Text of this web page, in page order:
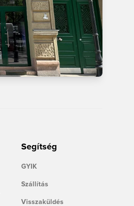
Segítség
GYIK
Szállítás
Visszaküldés